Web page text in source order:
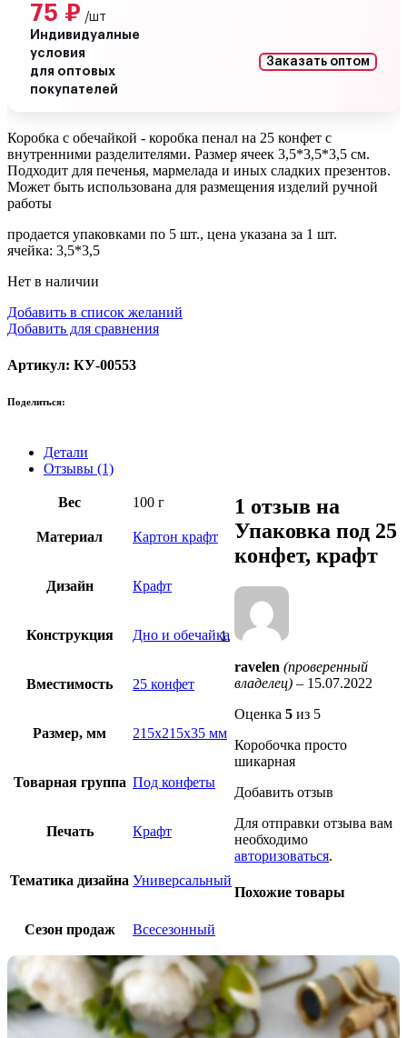
75 ₽ /шт
Индивидуалные
условия
для оптовых
покупателей
Заказать оптом
Коробка с обечайкой - коробка пенал на 25 конфет с
внутренними разделителями. Размер ячеек 3,5*3,5*3,5 см.
Подходит для печенья, мармелада и иных сладких презентов.
Может быть использована для размещения изделий ручной
работы
продается упаковками по 5 шт., цена указана за 1 шт.
ячейка: 3,5*3,5
Нет в наличии
Добавить в список желаний
Добавить для сравнения
Артикул: КУ-00553
Поделиться:
Детали
Отзывы (1)
Вес 100 г
Материал Картон крафт
Дизайн Крафт
Конструкция Дно и обечайка
Вместимость 25 конфет
Размер, мм 215х215х35 мм
Товарная группа Под конфеты
Печать Крафт
Тематика дизайна Универсальный
Сезон продаж Всесезонный
1 отзыв на
Упаковка под 25
конфет, крафт
ravelen (проверенный
владелец) – 15.07.2022
Оценка 5 из 5
Коробочка просто
шикарная
Добавить отзыв
Для отправки отзыва вам
необходимо
авторизоваться.
Похожие товары